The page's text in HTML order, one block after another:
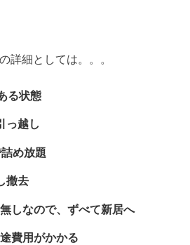
詳細としては。。。
る状態
っ越し
め放題
撤去
しなので、ずべて新居へ
費用がかかる